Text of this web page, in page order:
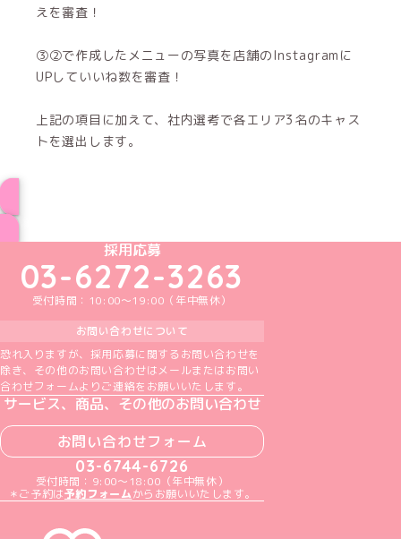
えを審査！
③②で作成したメニューの写真を店舗のInstagramに
UPしていいね数を審査！
上記の項目に加えて、社内選考で各エリア3名のキャス
トを選出します。
めいどりーみんTikTok公式アカウント
めいどりーみんX公式アカウント
めいどりーみんInstagram公式アカウント
めいどりーみんFacebook公式アカウン
めいどりーみんYouTube公式アカ
採用応募
03-6272-3263
受付時間：10:00～19:00（年中無休）
お問い合わせについて
恐れ入りますが、採用応募に関するお問い合わせを
除き、その他のお問い合わせはメールまたはお問い
合わせフォームよりご連絡をお願いいたします。
サービス、商品、その他のお問い合わせ
お問い合わせフォーム
03-6744-6726
受付時間：9:00～18:00（年中無休）
＊ご予約は予約フォームからお願いいたします。